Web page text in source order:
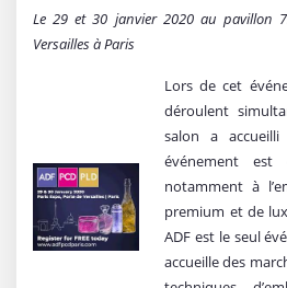
Le 29 et 30 janvier 2020 au pavillon
Versailles à Paris
Lors de cet
déroulent
salon a
événement est
notamment à
premium et de
ADF est le seul
accueille des